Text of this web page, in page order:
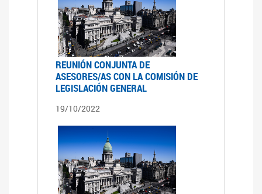
REUNIÓN CONJUNTA DE
ASESORES/AS CON LA COMISIÓN DE
LEGISLACIÓN GENERAL
19/10/2022